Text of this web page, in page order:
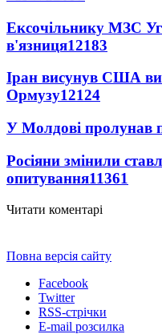
Ексочільнику МЗС
в'язниця12183
Іран висунув США
Ормузу12124
У Молдові пролунав
Росіяни змінили
опитування11361
Читати коментарі
Повна версія сайту
Facebook
Twitter
RSS-стрічки
E-mail розсилка